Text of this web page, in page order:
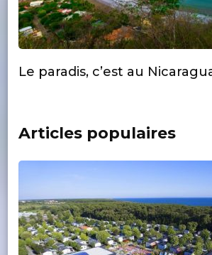
Le paradis, c’est au
Articles populaires